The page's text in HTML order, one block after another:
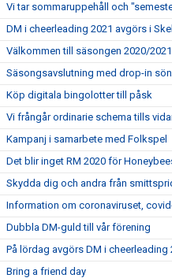
Vi tar sommaruppehåll och
DM i cheerleading 2021 avgörs i
Välkommen till säsongen 2020/2021
Säsongsavslutning med drop-in
Köp digitala bingolotter till påsk
Vi frångår ordinarie schema tills
Kampanj i samarbete med Folkspel
Det blir inget RM 2020 för
Skydda dig och andra från
Information om coronaviruset,
Dubbla DM-guld till vår förening
På lördag avgörs DM i cheerleading
Bring a friend day